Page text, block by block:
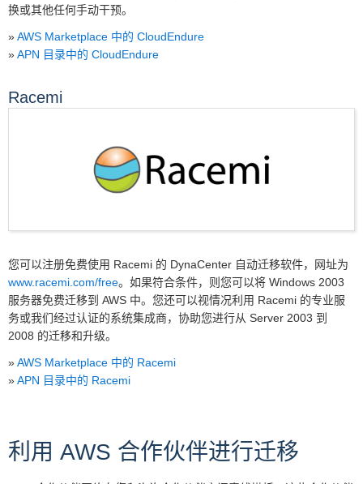
换或其他任何手动干预。
»AWS Marketplace 中的 CloudEndure
»APN 目录中的 CloudEndure
Racemi
您可以注册免费使用 Racemi 的 DynaCenter 自动迁移软件，网址为
www.racemi.com/free。如果符合条件，则您可以将 Windows 2003
服务器免费迁移到 AWS 中。您还可以视情况利用 Racemi 的专业服
务或我们经过认证的系统集成商，协助您进行从 Server 2003 到
2008 的迁移和升级。
»AWS Marketplace 中的 Racemi
»APN 目录中的 Racemi
利用 AWS 合作伙伴进行迁移